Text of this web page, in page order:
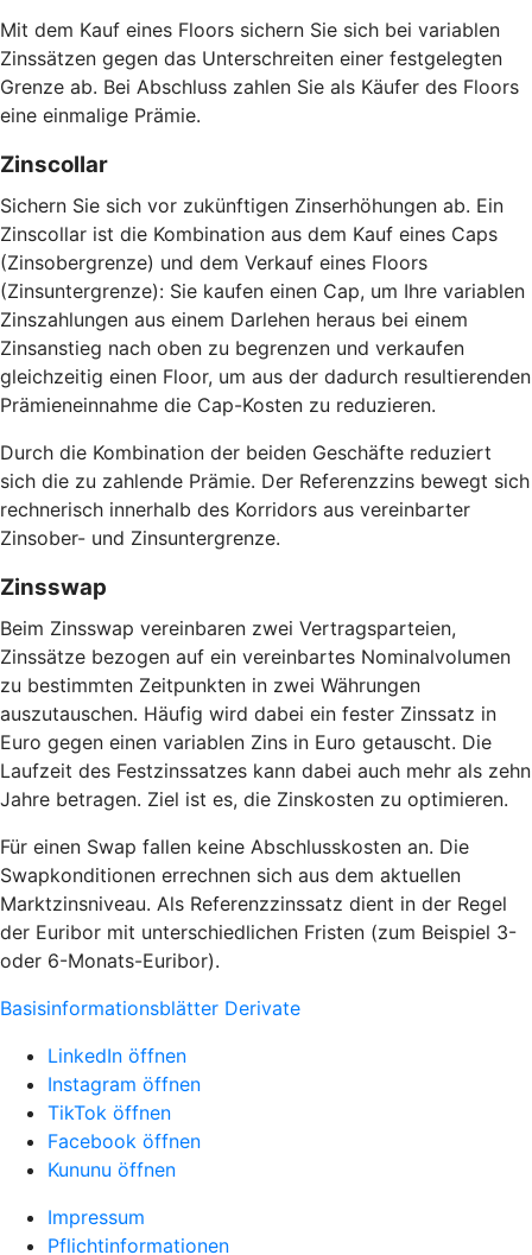
Mit dem Kauf eines Floors sichern Sie sich bei variablen
Zinssätzen gegen das Unterschreiten einer festgelegten
Grenze ab. Bei Abschluss zahlen Sie als Käufer des Floors
eine einmalige Prämie.
Zinscollar
Sichern Sie sich vor zukünftigen Zinserhöhungen ab. Ein
Zinscollar ist die Kombination aus dem Kauf eines Caps
(Zinsobergrenze) und dem Verkauf eines Floors
(Zinsuntergrenze): Sie kaufen einen Cap, um Ihre variablen
Zinszahlungen aus einem Darlehen heraus bei einem
Zinsanstieg nach oben zu begrenzen und verkaufen
gleichzeitig einen Floor, um aus der dadurch resultierenden
Prämieneinnahme die Cap-Kosten zu reduzieren.
Durch die Kombination der beiden Geschäfte reduziert
sich die zu zahlende Prämie. Der Referenzzins bewegt sich
rechnerisch innerhalb des Korridors aus vereinbarter
Zinsober- und Zinsuntergrenze.
Zinsswap
Beim Zinsswap vereinbaren zwei Vertragsparteien,
Zinssätze bezogen auf ein vereinbartes Nominalvolumen
zu bestimmten Zeitpunkten in zwei Währungen
auszutauschen. Häufig wird dabei ein fester Zinssatz in
Euro gegen einen variablen Zins in Euro getauscht. Die
Laufzeit des Festzinssatzes kann dabei auch mehr als zehn
Jahre betragen. Ziel ist es, die Zinskosten zu optimieren.
Für einen Swap fallen keine Abschlusskosten an. Die
Swapkonditionen errechnen sich aus dem aktuellen
Marktzinsniveau. Als Referenzzinssatz dient in der Regel
der Euribor mit unterschiedlichen Fristen (zum Beispiel 3-
oder 6-Monats-Euribor).
Basisinformationsblätter Derivate
LinkedIn öffnen
Instagram öffnen
TikTok öffnen
Facebook öffnen
Kununu öffnen
Impressum
Pflichtinformationen